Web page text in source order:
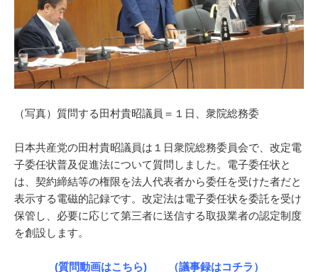
（写真）質問する田村貴昭議員＝１日、衆院総務委
日本共産党の田村貴昭議員は１日衆院総務委員会で、改定電
子委任状普及促進法について質問しました。電子委任状と
は、契約締結等の権限を法人代表者から委任を受けた者だと
表示する電磁的記録です。改定法は電子委任状を委託を受け
保管し、必要に応じて第三者に送信する取扱業者の認定制度
を創設します。
(質問動画はこちら) （議事録はコチラ）